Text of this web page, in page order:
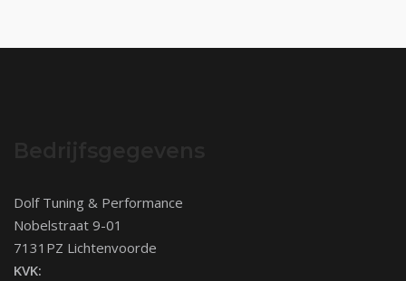
Dolf Tuning & Performance
Nobelstraat 9-01
7131PZ Lichtenvoorde
KVK: